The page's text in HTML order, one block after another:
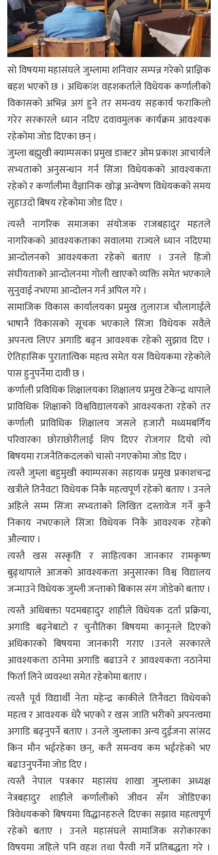
सो विषयमा महासंघले जुम्लामा शनिवार सम्पन्न गरेको प्राज्ञिक
बहश भएको छ । अधिकांश वहशकर्ताले विधेयक कर्णालीको
विकासको अभिन्न अगं हुने तर समन्वय सहकार्य फराकिलो
गरेर सरकारले ध्यान नदिए दवावमुलक कार्यक्रम आवश्यक
रहेकोमा जोड दिएका छन् ।
जुम्ला बह्मुखी क्याम्पसका प्रमुख डाक्टर ओम प्रकाश आचार्यले
सभ्यताको अनुसन्धान गर्न सिंजा विधेयकको आवश्यकता
रहेको र कर्णालीमा वैज्ञानिक खोज्न अन्वेषण विधेयकको समय
सुहाउदो बिषय रहेकोमा जोड दिए ।
त्यस्तै नागरिक समाजका संयोजक राजबहादुर महतले
नागरिकको आवश्यकताका सवालमा राज्यले ध्यान नदिएमा
आन्दोलनको आवश्यकता रहेको बताए । उनले हिजो
संघीयताको आन्दोलनमा गोली खाएको व्यक्ति समेत भएकाले
सुनुवाई नभएमा आन्दोलन गर्न अपिल गरे ।
सामाजिक विकास कार्यालयका प्रमुख तुलाराज चौलागाईले
भाषानै विकासको सूचक भएकाले सिंजा विधेयक सवैले
अपनत्व लिएर अगाडि बढ्न आवश्यक रहेको सुझाव दिए ।
ऐतिहासिक पुरातात्विक महत्व समेत यस विधेयकमा रहेकोले
पास हुनुपर्नेमा दावी छ ।
कर्णाली प्रविधिक शिक्षालयका शिक्षालय प्रमुख टेकेन्द्र थापाले
प्राविधिक शिक्षाको विश्वविद्यालयको आवश्यकता रहेको तर
कर्णाली प्राविधिक शिक्षालय जसले हजारौ मध्यमबर्गिय
परिवारका छोराछोरीलाई शिप दिएर रोजगार दियो त्यो
बिषयमा राजनैतिकदलको चासो नगएकोमा जोड दिए ।
त्यस्तै जुम्ला बहुमुखी क्याम्पसका सहायक प्रमुख प्रकाशचन्द्र
खत्रीले तिनैवटा विधेयक निकै महत्वपूर्ण रहेको बताए । उनले
अहिले सम्म सिंजा सभ्यताको लिखित दस्तावेज गर्ने कुनै
निकाय नभएकाले सिंजा विधेयक निकै आवश्यक रहेको
औल्याए ।
त्यस्तै खस सस्कृति र साहित्यका जानकार रामकृष्ण
बुढ्थापाले आजको आवश्यकता अनुसारका विश्व विद्यालय
जन्माउने विधेयक जुम्ली जन्ताको बिकास संग जोडेको बताए ।
त्यस्तै अधिबक्ता पदमबहादुर शाहीले विधेयक दर्ता प्रक्रिया,
अगाडि बढ्नेबाटो र चुनौतिका बिषयमा कानूनले दिएको
अधिकारको बिषयमा जानकारी गराए ।उनले सरकारले
आवश्यकता ठानेमा अगाडि बढाउने र आवश्यकता नठानेमा
फिर्ता लिने व्यवस्था समेत रहेकोमा बताए ।
त्यस्तै पूर्व विद्यार्थी नेता महेन्द्र काकीले तिनैवटा विधेयको
महत्व र आवश्यक धेरै भएको र खस जाति भरीको अपनत्वमा
अगाडि बढ्नुपर्ने बताए । उनले जुम्लाका अन्य दुईजना सांसद
किन मौन भईरहेका छन्, कतै समन्वय कम भईरहेको भए
बढाउनुपर्नेमा जोड दिए ।
त्यस्तै नेपाल पत्रकार महासंघ शाखा जुम्लाका अध्यक्ष
नेत्रबहादुर शाहीले कर्णालीको जीवन सँग जोडिएका
त्रिवेधयकको बिषयमा विद्धानहरुले दिएका सझाव महत्वपूर्ण
रहेको बताए । उनले महासंघले सामाजिक सरोकारका
विषयमा जहिले पनि वहश तथा पैरवी गर्ने प्रतिबद्धता गरे ।